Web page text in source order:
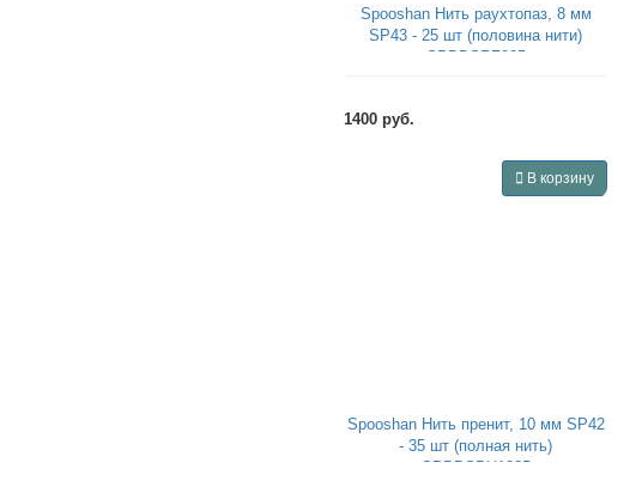
Spooshan Нить раухтопаз, 8 мм
SP43 - 25 шт (половина нити)
SPBDSRZ825
1400 руб.
В корзину
Spooshan Нить пренит, 10 мм SP42
- 35 шт (полная нить)
SPBDSPH1035